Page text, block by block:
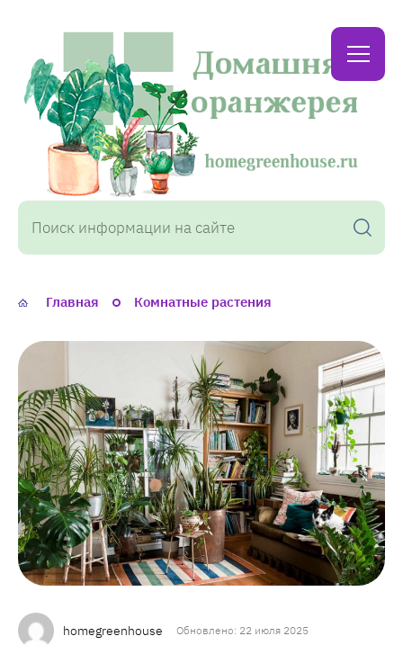
Домашняя
оранжерея
Главная Комнатные растения
homegreenhouse Обновлено: 22 июля 2025